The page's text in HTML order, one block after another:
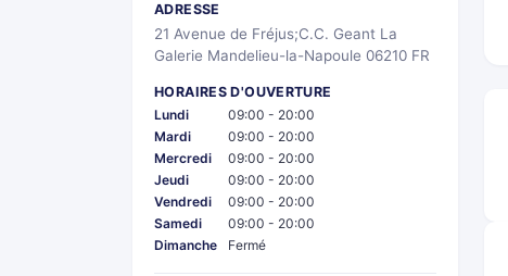
ADRESSE
21 Avenue de Fréjus;C.C. Geant La
Galerie Mandelieu-la-Napoule 06210 FR
HORAIRES D'OUVERTURE
Lundi
09:00 - 20:00
Mardi
09:00 - 20:00
Mercredi
09:00 - 20:00
Jeudi
09:00 - 20:00
Vendredi
09:00 - 20:00
Samedi
09:00 - 20:00
Dimanche
Fermé